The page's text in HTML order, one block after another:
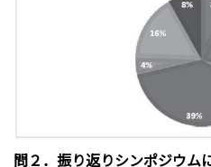
問２．振り返りシンポジウム